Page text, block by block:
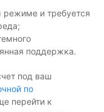
режиме и требуется
поддержка.
под ваш
по
перейти к